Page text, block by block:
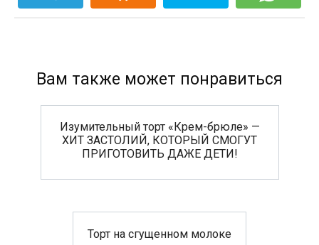
Вам также может понравиться
Изумительный торт «Крем-брюле» —
ХИТ ЗАСТОЛИЙ, КОТОРЫЙ СМОГУТ
ПРИГОТОВИТЬ ДАЖЕ ДЕТИ!
Торт на сгущенном молоке